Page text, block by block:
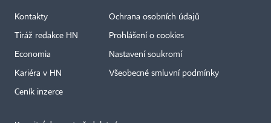
Kontakty
Tiráž redakce HN
Economia
Kariéra v HN
Ceník inzerce
Ochrana osobních údajů
Prohlášení o cookies
Nastavení soukromí
Všeobecné smluvní podmínky